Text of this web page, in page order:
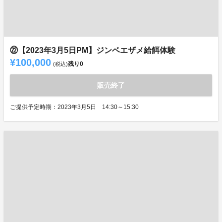
㉒【2023年3月5日PM】ジンベエザメ給餌体験
¥100,000 (税込)残り0
販売終了
ご提供予定時期：2023年3月5日 14:30～15:30